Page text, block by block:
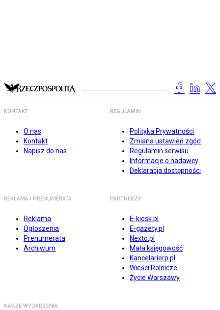
KONTAKT
O nas
Kontakt
Napisz do nas
REGULAMIN
Polityka Prywatności
Zmiana ustawień zgód
Regulamin serwisu
Informacje o nadawcy
Deklaracja dostępności
REKLAMA I PRENUMERATA
Reklama
Ogłoszenia
Prenumerata
Archiwum
PARTNERZY
E-kiosk.pl
E-gazety.pl
Nexto.pl
Mała księgowość
Kancelarierp.pl
Wieści Rolnicze
Życie Warszawy
NASZE WYDARZENIA